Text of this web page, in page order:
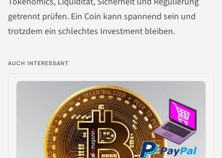
getrennt prüfen. Ein Coin kann spannend sein und
trotzdem ein schlechtes Investment bleiben.
AUCH INTERESSANT